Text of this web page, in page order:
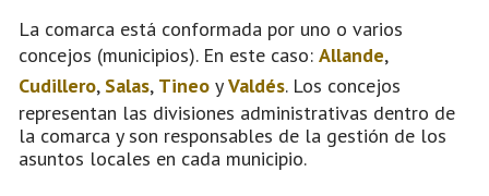
La comarca está conformada por uno o varios
concejos (municipios). En este caso: Allande,
Cudillero, Salas, Tineo yValdés. Los concejos
representan las divisiones administrativas dentro de
la comarca y son responsables de la gestión de los
asuntos locales en cada municipio.